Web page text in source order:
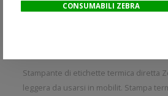
CONSUMABILI ZEBRA
Stampante di etichette termica diretta Zebra
leggera da usarsi in mobilit. Stampa